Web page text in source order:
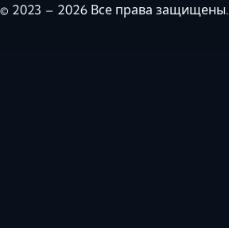
© 2023 – 2026 Все права защищены.